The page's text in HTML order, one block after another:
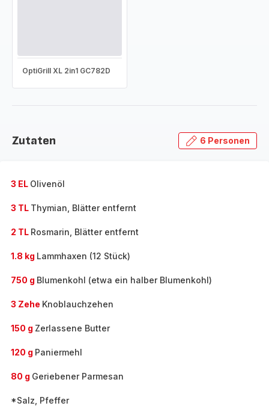
OptiGrill XL 2in1 GC782D
Zutaten 6 Personen
3 EL Olivenöl
3 TL Thymian, Blätter entfernt
2 TL Rosmarin, Blätter entfernt
1.8 kg Lammhaxen (12 Stück)
750 g Blumenkohl (etwa ein halber Blumenkohl)
3 Zehe Knoblauchzehen
150 g Zerlassene Butter
120 g Paniermehl
80 g Geriebener Parmesan
*Salz, Pfeffer